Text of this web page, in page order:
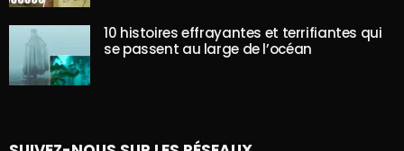
10 histoires effrayantes et terrifiantes qui
se passent au large de l’océan